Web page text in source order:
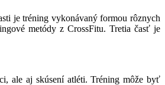
je tréning vykonávaný formou rôznych
metódy z CrossFitu. Tretia časť je
ale aj skúsení atléti. Tréning môže byť